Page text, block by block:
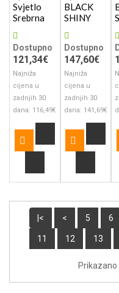
Svjetlo
Srebrna
Dostupno
121,34€
Najniža
cijena u
zadnjih 30
dana: 116,49€
BLACK
SHINY
Dostupno
147,60€
Najniža
cijena u
zadnjih 30
dana: 141,69€
|< < 5 6
11 12 13